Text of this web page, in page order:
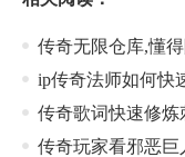
传奇无限仓库,懂
ip传奇法师如何快
传奇歌词快速修炼
传奇玩家看邪恶巨